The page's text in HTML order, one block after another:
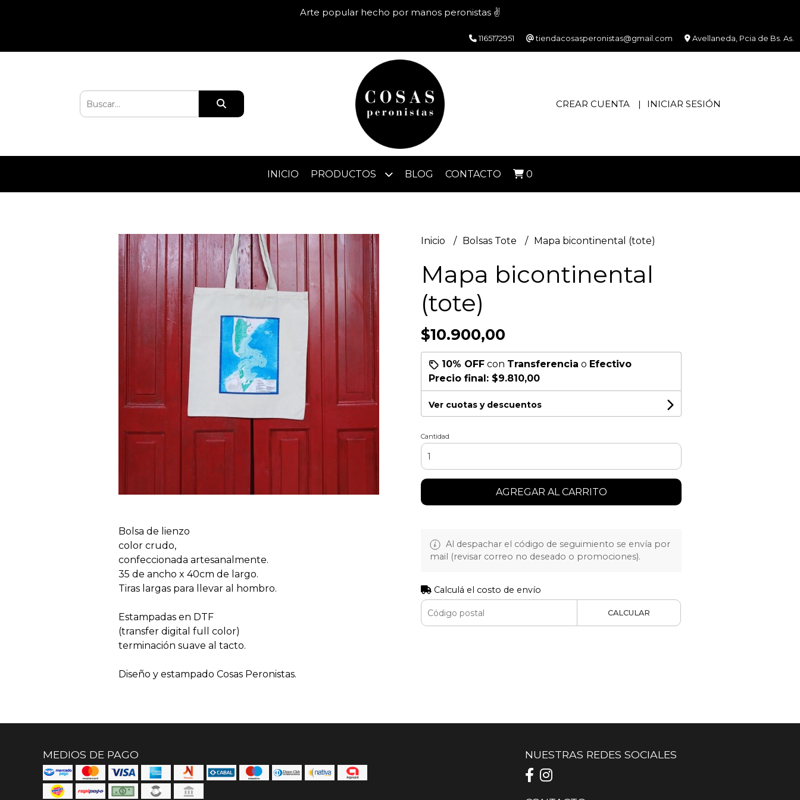
Arte popular hecho por manos peronistas ✌️
1165172951 tiendacosasperonistas@gmail.com Avellaneda, Pcia de Bs. As.
CREAR CUENTA INICIAR SESIÓN
INICIO PRODUCTOS BLOG CONTACTO 0
Bolsa de lienzo
color crudo,
confeccionada artesanalmente.
35 de ancho x 40cm de largo.
Tiras largas para llevar al hombro.
Estampadas en DTF
(transfer digital full color)
terminación suave al tacto.
Diseño y estampado Cosas Peronistas.
Inicio Bolsas Tote Mapa bicontinental (tote)
Mapa bicontinental
(tote)
$10.900,00
10% OFF con Transferencia o Efectivo
Precio final: $9.810,00
Ver cuotas y descuentos
Cantidad
AGREGAR AL CARRITO
Al despachar el código de seguimiento se envía por
mail (revisar correo no deseado o promociones).
Calculá el costo de envío
CALCULAR
MEDIOS DE PAGO NUESTRAS REDES SOCIALES